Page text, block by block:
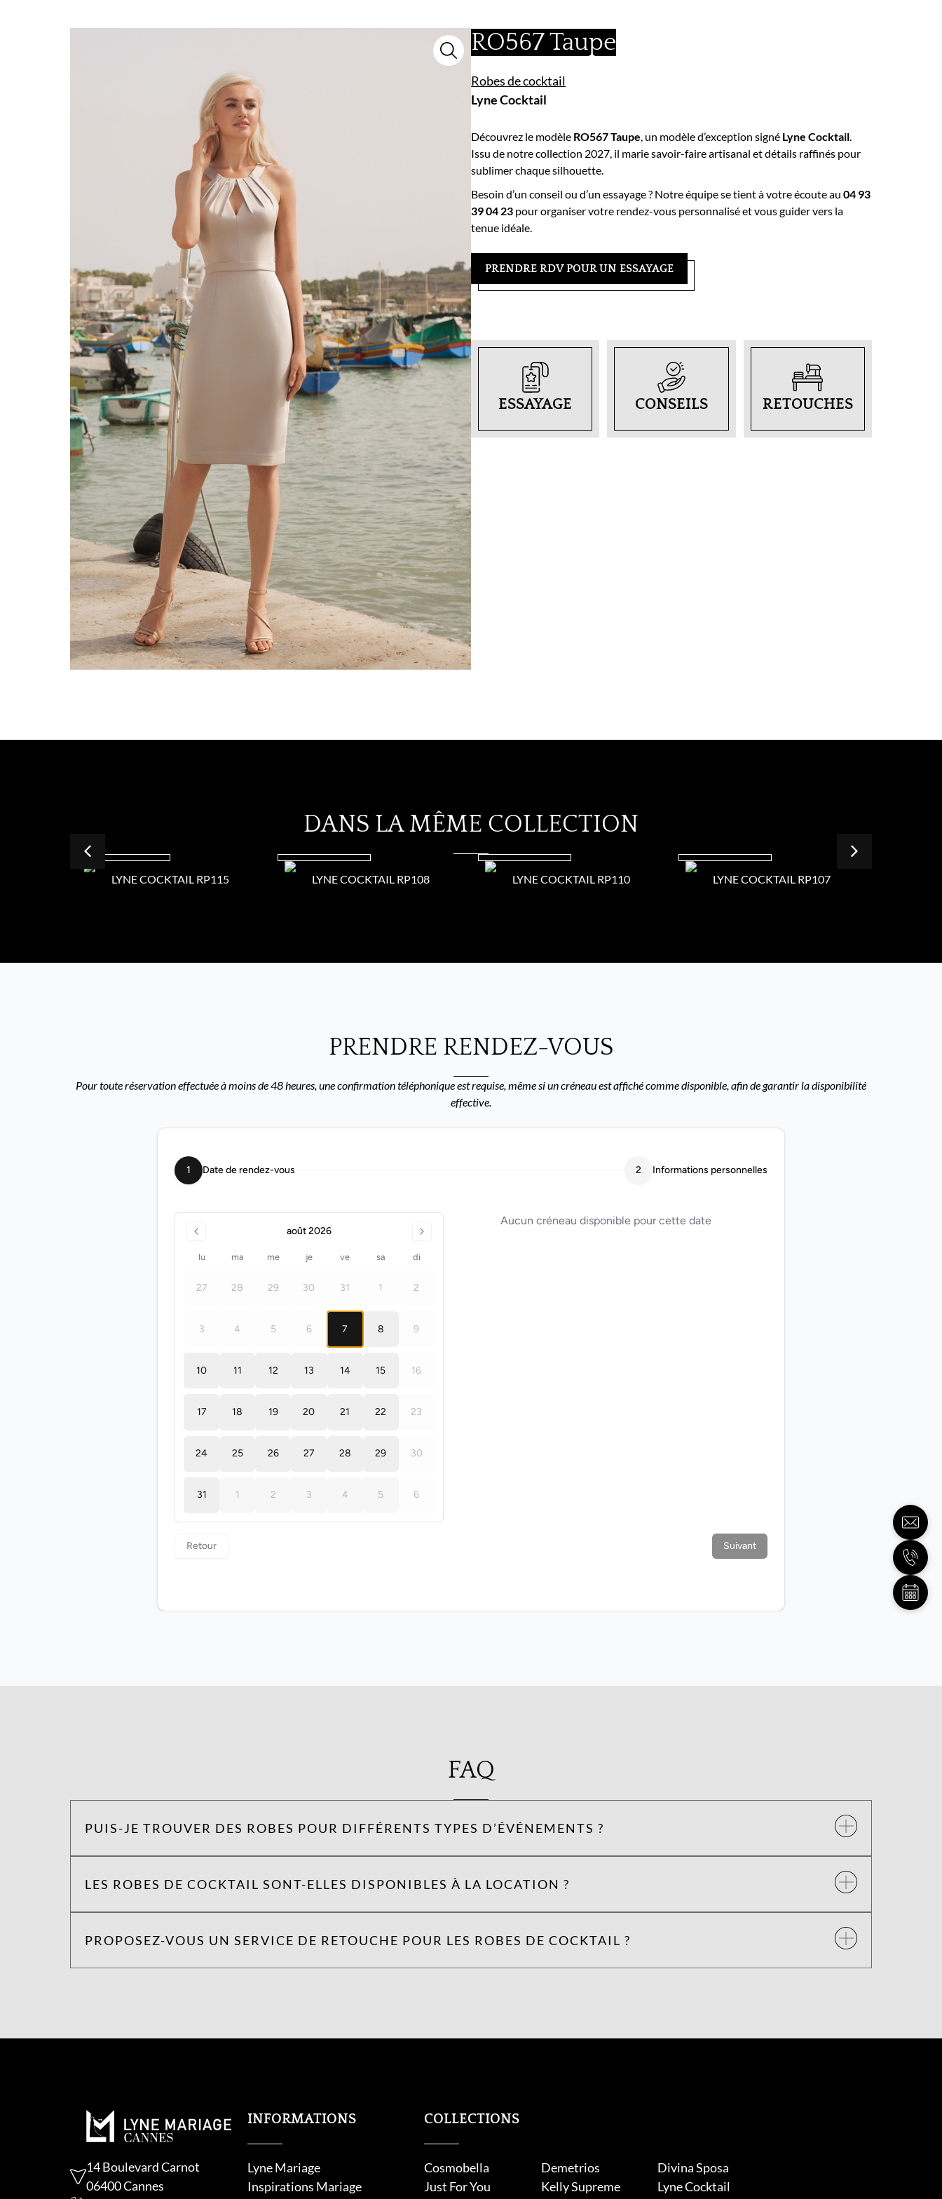
RO567 Taupe
Robes de cocktail
Lyne Cocktail
Découvrez le modèle RO567 Taupe, un modèle d’exception signé Lyne Cocktail.
Issu de notre collection 2027, il marie savoir-faire artisanal et détails raffinés pour
sublimer chaque silhouette.
Besoin d’un conseil ou d’un essayage ? Notre équipe se tient à votre écoute au 04 93
39 04 23 pour organiser votre rendez-vous personnalisé et vous guider vers la
tenue idéale.
PRENDRE RDV POUR UN ESSAYAGE
ESSAYAGE CONSEILS RETOUCHES
DANS LA MÊME COLLECTION
LYNE COCKTAIL RP115 LYNE COCKTAIL RP108 LYNE COCKTAIL RP110 LYNE COCKTAIL RP107
PRENDRE RENDEZ-VOUS
Pour toute réservation effectuée à moins de 48 heures, une confirmation téléphonique est requise, même si un créneau est affiché comme disponible, afin de garantir la disponibilité
effective.
FAQ
PUIS-JE TROUVER DES ROBES POUR DIFFÉRENTS TYPES D’ÉVÉNEMENTS ?
LES ROBES DE COCKTAIL SONT-ELLES DISPONIBLES À LA LOCATION ?
PROPOSEZ-VOUS UN SERVICE DE RETOUCHE POUR LES ROBES DE COCKTAIL ?
14 Boulevard Carnot
06400 Cannes
INFORMATIONS
Lyne Mariage
Inspirations Mariage
COLLECTIONS
Cosmobella Demetrios
Divina Sposa
Just For You
Kelly Supreme
Lyne Cocktail